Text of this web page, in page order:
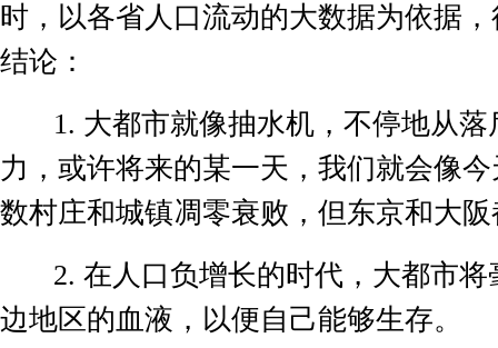
时，以各省人口流动的大数据为依据
结论：
1. 大都市就像抽水机，不停地从
力，或许将来的某一天，我们就会像
数村庄和城镇凋零衰败，但东京和大
2. 在人口负增长的时代，大都市
边地区的血液，以便自己能够生存。